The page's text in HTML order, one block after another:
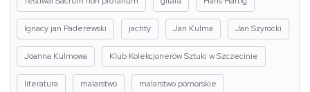
Ignacy jan Paderewski jachty Jan Kulma Jan Szyrocki
Joanna Kulmowa Klub Kolekcjonerów Sztuki w Szczecinie
literatura malarstwo malarstwo pomorskie